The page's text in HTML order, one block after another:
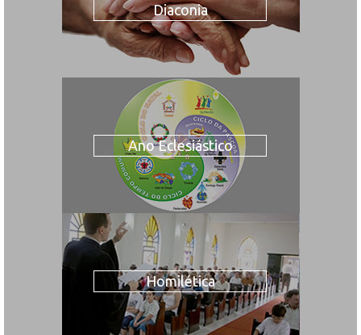
Diaconia
Ano Eclesiástico
Homilética